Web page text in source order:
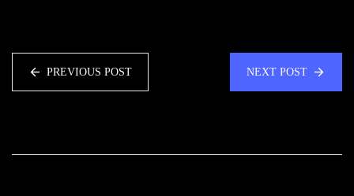
PREVIOUS POST NEXT POST